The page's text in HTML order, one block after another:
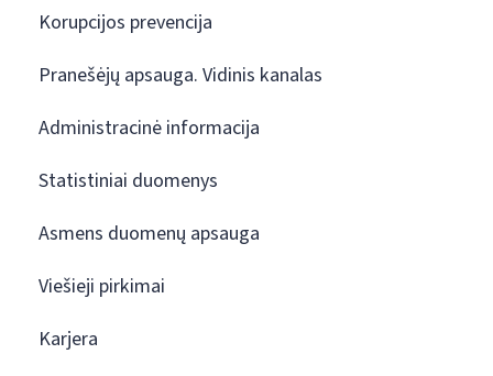
Korupcijos prevencija
Pranešėjų apsauga. Vidinis kanalas
Administracinė informacija
Statistiniai duomenys
Asmens duomenų apsauga
Viešieji pirkimai
Karjera